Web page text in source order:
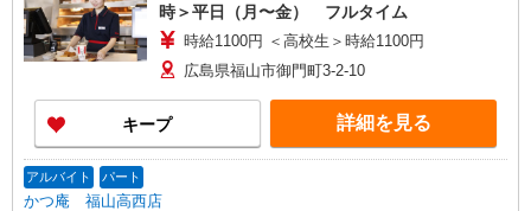
時＞平日（月〜金） フルタイム
時給1100円 ＜高校生＞時給1100円
広島県福山市御門町3-2-10
キープ 詳細を見る
アルバイト パート
かつ庵 福山高西店